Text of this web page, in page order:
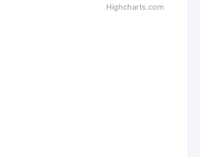
Highcharts.com